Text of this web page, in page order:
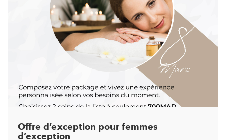
Offre d’exception pour femmes
d’exception